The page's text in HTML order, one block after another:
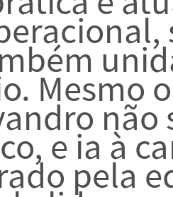
Mesmo
e ia à
pela